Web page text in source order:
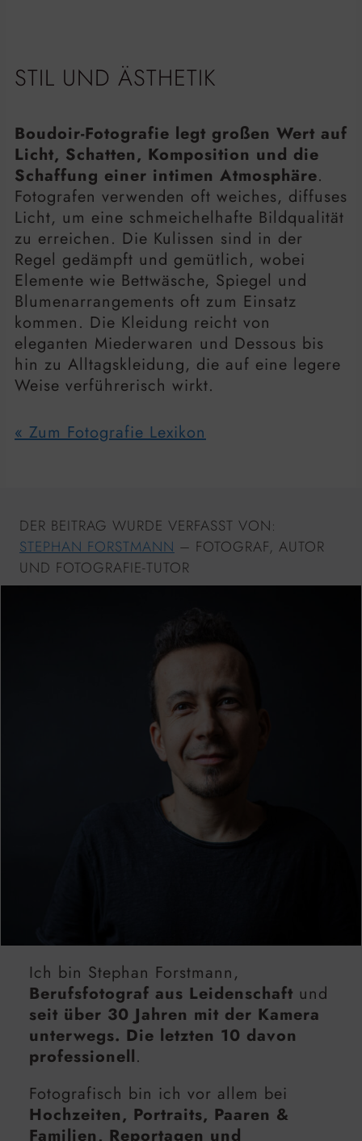
STIL UND ÄSTHETIK
Boudoir-Fotografie legt großen Wert auf
Licht, Schatten, Komposition und die
Schaffung einer intimen Atmosphäre.
Fotografen verwenden oft weiches, diffuses
Licht, um eine schmeichelhafte Bildqualität
zu erreichen. Die Kulissen sind in der
Regel gedämpft und gemütlich, wobei
Elemente wie Bettwäsche, Spiegel und
Blumenarrangements oft zum Einsatz
kommen. Die Kleidung reicht von
eleganten Miederwaren und Dessous bis
hin zu Alltagskleidung, die auf eine legere
Weise verführerisch wirkt.
« Zum Fotografie Lexikon
DER BEITRAG WURDE VERFASST VON:
STEPHAN FORSTMANN – FOTOGRAF, AUTOR
UND FOTOGRAFIE-TUTOR
Ich bin Stephan Forstmann,
Berufsfotograf aus Leidenschaft und
seit über 30 Jahren mit der Kamera
unterwegs. Die letzten 10 davon
professionell.
Fotografisch bin ich vor allem bei
Hochzeiten, Portraits, Paaren &
Familien, Reportagen und